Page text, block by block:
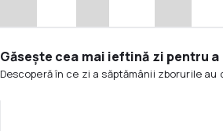
Găsește cea mai ieftină zi pentru
Descoperă în ce zi a săptămânii zborurile au